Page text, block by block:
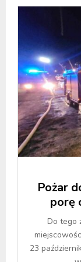
Pożar
porę
Do tego
23